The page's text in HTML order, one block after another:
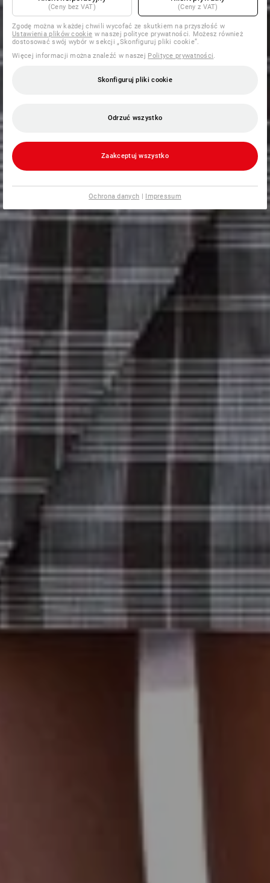
(Ceny bez VAT) (Ceny z VAT)
Zgodę można w każdej chwili wycofać ze skutkiem na przyszłość w
Ustawienia plików cookie w naszej polityce prywatności. Możesz również
dostosować swój wybór w sekcji „Skonfiguruj pliki cookie”.
Więcej informacji można znaleźć w naszej Polityce prywatności.
Skonfiguruj pliki cookie
Odrzuć wszystko
Zaakceptuj wszystko
Ochrona danych | Impressum